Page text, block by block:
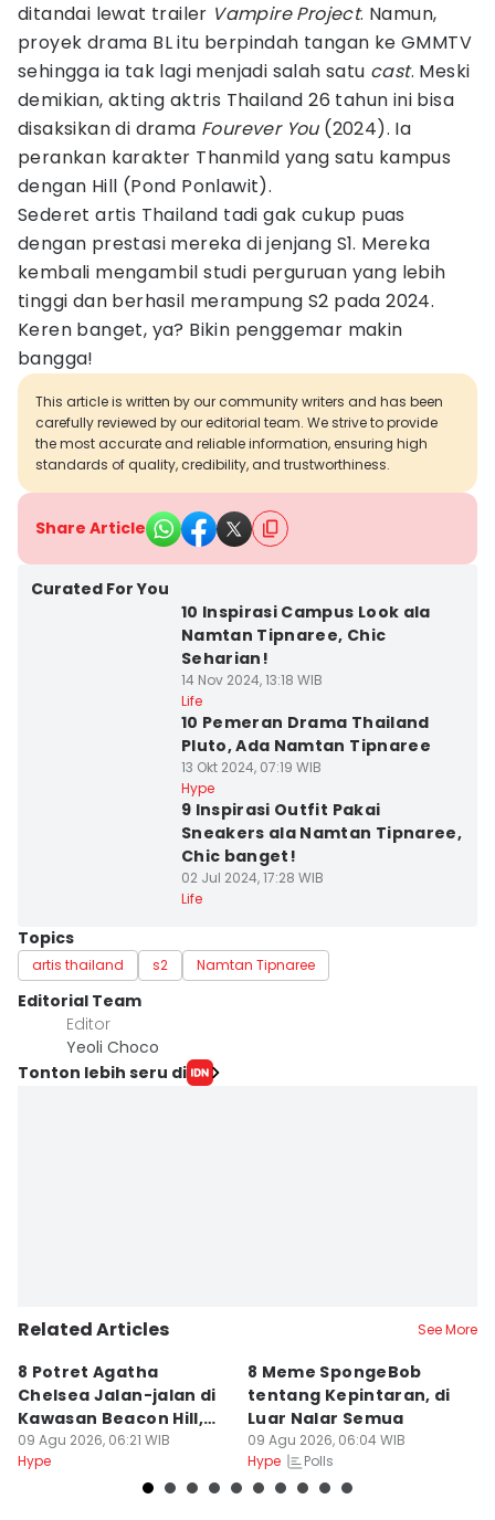
ditandai lewat trailer Vampire Project. Namun,
proyek drama BL itu berpindah tangan ke GMMTV
sehingga ia tak lagi menjadi salah satu cast. Meski
demikian, akting aktris Thailand 26 tahun ini bisa
disaksikan di drama Fourever You(2024). Ia
perankan karakter Thanmild yang satu kampus
dengan Hill (Pond Ponlawit).
Sederet artis Thailand tadi gak cukup puas
dengan prestasi mereka di jenjang S1. Mereka
kembali mengambil studi perguruan yang lebih
tinggi dan berhasil merampung S2 pada 2024.
Keren banget, ya? Bikin penggemar makin
bangga!
This article is written by our community writers and has been
carefully reviewed by our editorial team. We strive to provide
the most accurate and reliable information, ensuring high
standards of quality, credibility, and trustworthiness.
Share Article
Curated For You
10 Inspirasi Campus Look ala
Namtan Tipnaree, Chic
Seharian!
14 Nov 2024, 13:18 WIB
Life
10 Pemeran Drama Thailand
Pluto, Ada Namtan Tipnaree
13 Okt 2024, 07:19 WIB
Hype
9 Inspirasi Outfit Pakai
Sneakers ala Namtan Tipnaree,
Chic banget!
02 Jul 2024, 17:28 WIB
Life
Topics
artis thailand s2 Namtan Tipnaree
Editorial Team
Editor
Yeoli Choco
Tonton lebih seru di
Related Articles See More
8 Potret Agatha
Chelsea Jalan-jalan di
Kawasan Beacon Hill,
Boston!
09 Agu 2026, 06:21 WIB
Hype
8 Meme SpongeBob
tentang Kepintaran, di
Luar Nalar Semua
09 Agu 2026, 06:04 WIB
Hype
Polls